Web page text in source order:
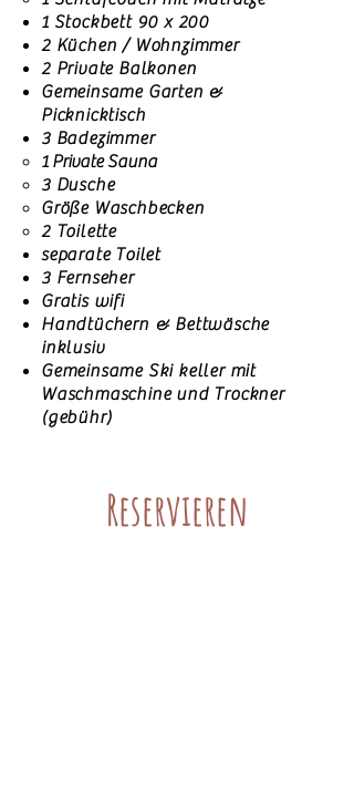
1 Stockbett 90 x 200
2 Küchen / Wohnzimmer
2 Private Balkonen
Gemeinsame Garten &
Picknicktisch
3 Badezimmer
1 Private Sauna
3 Dusche
Größe Waschbecken
2 Toilette
separate Toilet
3 Fernseher
Gratis wifi
Handtüchern & Bettwäsche
inklusiv
Gemeinsame Ski keller mit
Waschmaschine und Trockner
(gebühr)
Reservieren